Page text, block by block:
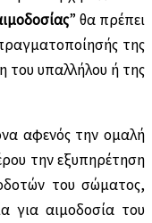
” θα πρέπει
της
του υπαλλήλου ή της
αφενός την ομαλή
την εξυπηρέτηση
του σώματος,
για αιμοδοσία του